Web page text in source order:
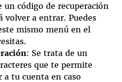
un código de recuperación
volver a entrar. Puedes
mismo menú en el
: Se trata de un
que te permite
a tu cuenta en caso